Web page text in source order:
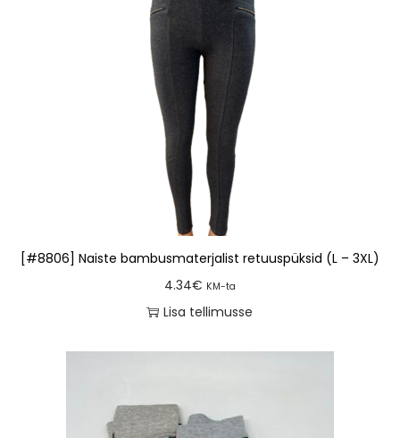
[#8806] Naiste bambusmaterjalist retuuspüksid (L – 3XL)
4.34€ KM-ta
Lisa tellimusse